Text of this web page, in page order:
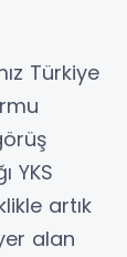
Türkiye
YKS
artık
alan